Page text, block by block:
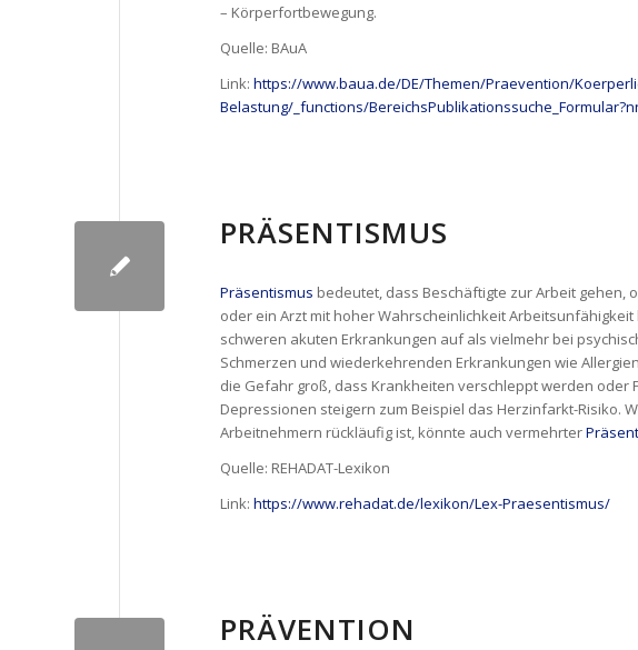
– Körperfortbewegung.
Quelle: BAuA
Link: https://www.baua.de/DE/Themen/Praevention/
Belastung/_functions/
PRÄSENTISMUS
Präsentismus bedeutet, dass Beschäftigte zur Arbeit gehen,
oder ein Arzt mit hoher Wahrscheinlichkeit
schweren akuten Erkrankungen auf als vielmehr bei
Schmerzen und wiederkehrenden Erkrankungen wie
die Gefahr groß, dass Krankheiten verschleppt werden
Depressionen steigern zum Beispiel das Herzinfarkt-Risiko.
Arbeitnehmern rückläufig ist, könnte auch vermehrter
Quelle: REHADAT-Lexikon
Link: https://www.rehadat.de/lexikon/Lex-Praesentismus/
PRÄVENTION